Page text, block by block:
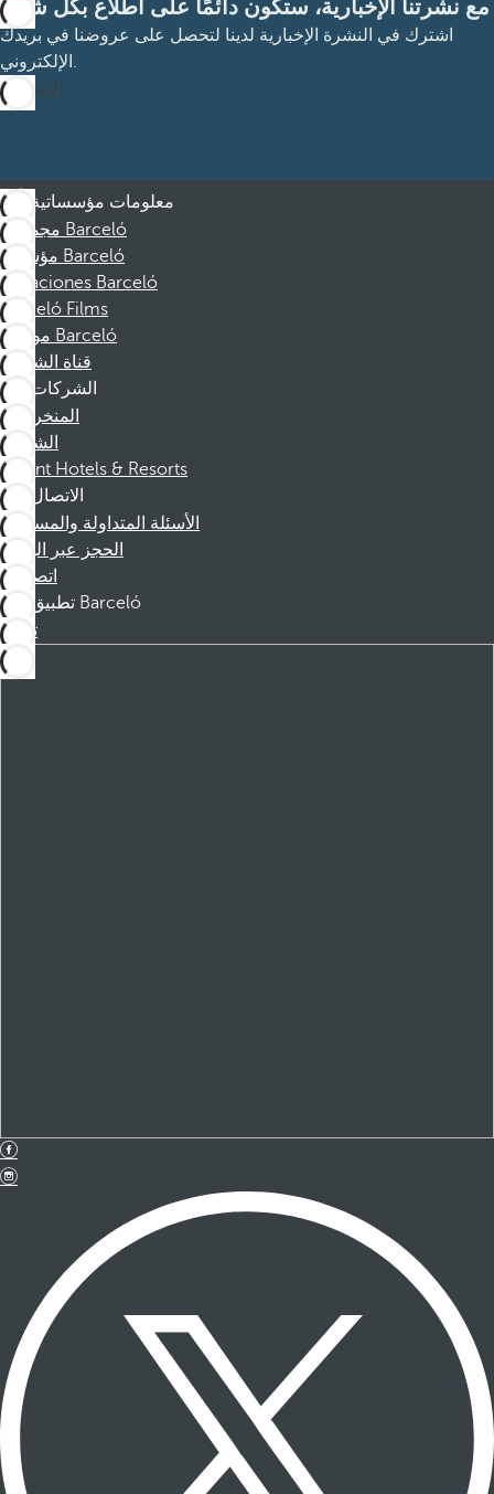
مع نشرتنا الإخبارية، ستكون دائمًا على اطلاع بكل شيء
اشترك في النشرة الإخبارية لدينا لتحصل على عروضنا في بريدك
الإلكتروني.
الاشتراك
معلومات مؤسساتية
مجموعة Barceló
مؤسسة Barceló
Vacaciones Barceló
Barceló Films
موظفو Barceló
قناة الشكوى
الشركات
المنخرطين
الشركاء
Dorint Hotels & Resorts
الاتصال
الأسئلة المتداولة والمساعدة
الحجز عبر الهاتف
اتصل بنا
تطبيق Barceló
تنزيل